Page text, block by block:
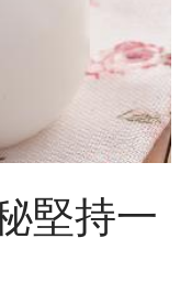
堅持一